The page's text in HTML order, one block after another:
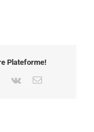
Plateforme!
Pinterest
Vk Email